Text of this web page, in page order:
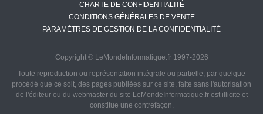
CHARTE DE CONFIDENTIALITÉ
CONDITIONS GÉNÉRALES DE VENTE
PARAMÈTRES DE GESTION DE LA CONFIDENTIALITÉ
Copyright © LeMondeInformatique.fr 1997-2026
Toute reproduction ou représentation intégrale ou partielle, par quelque
procédé que ce soit, des pages publiées sur ce site, faite sans l'autorisation
de l'éditeur ou du webmaster du site LeMondeInformatique.fr est illicite et
constitue une contrefaçon.